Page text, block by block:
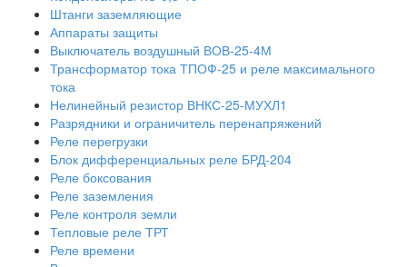
Штанги заземляющие
Аппараты защиты
Выключатель воздушный ВОВ-25-4М
Трансформатор тока ТПОФ-25 и реле максимального
тока
Нелинейный резистор ВНКС-25-МУХЛ1
Разрядники и ограничитель перенапряжений
Реле перегрузки
Блок дифференциальных реле БРД-204
Реле боксования
Реле заземления
Реле контроля земли
Тепловые реле ТРТ
Реле времени